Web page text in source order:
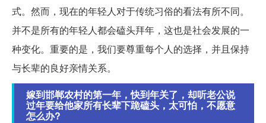
式。然而，现在的年轻人对于传统习俗的看法有所不同。
并不是所有的年轻人都会磕头拜年，这也是社会发展的一
种变化。重要的是，我们要尊重每个人的选择，并且保持
与长辈的良好亲情关系。
嫁到邯郸农村的第一年，快到年关了，却听老公说
过年要给他家所有长辈下跪磕头，太可怕，不愿意
怎么办?